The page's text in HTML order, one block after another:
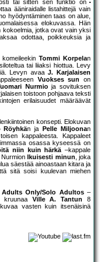
tai sitten sen funktio on
ääniraidalle listahittejä vain
hyödyntäminen taas on alue,
elokuvassa. Hän
kokoelmia, jotka ovat vain yksi
odottaa, poikkeuksia ja
komeileekinTommi Korpelan
tai liiaksi hiottua. Levy
Levyn avaaJ. Karjalaisen
Vuokses sun
on
Nurmioja sovituksen
toistoon pohjaava teksti
erilaisuudet määräävät
konsepti. Elokuvan
Röyhkän ja Pelle Miljoonan
kappaleesta. Kappaleet
osassa kyseessä on
niin kuin härkä–kappale
Ikuisesti minun, joka
säestää ainoastaan kitara ja
sitä soisi kuulevan miehen
Adults Only/Solo Adultos–
kruunaa Ville A. Tantun
8
vasten kuin itsenäisinä